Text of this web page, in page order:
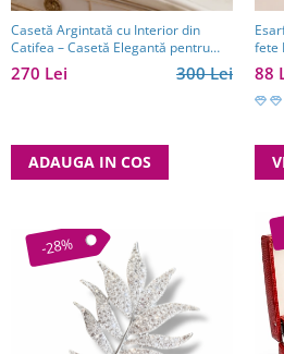
Casetă Argintată cu Interior din
Catifea – Casetă Elegantă pentru
Bijuterii, Model cu Păun
300 Lei
270 Lei
ADAUGA IN COS
fete
88
-28%